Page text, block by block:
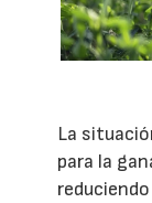
La
para la